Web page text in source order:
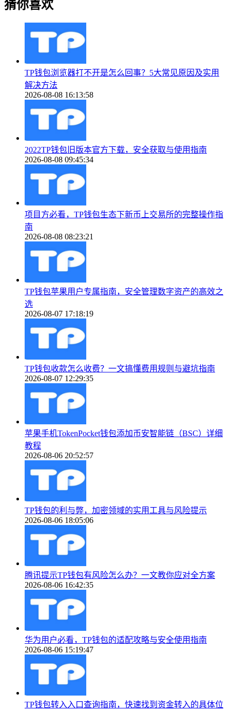
猜你喜欢
TP钱包浏览器打不开是怎么回事？5大常见原因及实用
解决方法
2026-08-08 16:13:58
2022TP钱包旧版本官方下载，安全获取与使用指南
2026-08-08 09:45:34
项目方必看，TP钱包生态下新币上交易所的完整操作指
南
2026-08-08 08:23:21
TP钱包苹果用户专属指南，安全管理数字资产的高效之
选
2026-08-07 17:18:19
TP钱包收款怎么收费？一文搞懂费用规则与避坑指南
2026-08-07 12:29:35
苹果手机TokenPocket钱包添加币安智能链（BSC）详细
教程
2026-08-06 20:52:57
TP钱包的利与弊，加密领域的实用工具与风险提示
2026-08-06 18:05:06
腾讯提示TP钱包有风险怎么办？一文教你应对全方案
2026-08-06 16:42:35
华为用户必看，TP钱包的适配攻略与安全使用指南
2026-08-06 15:19:47
TP钱包转入入口查询指南，快速找到资金转入的具体位